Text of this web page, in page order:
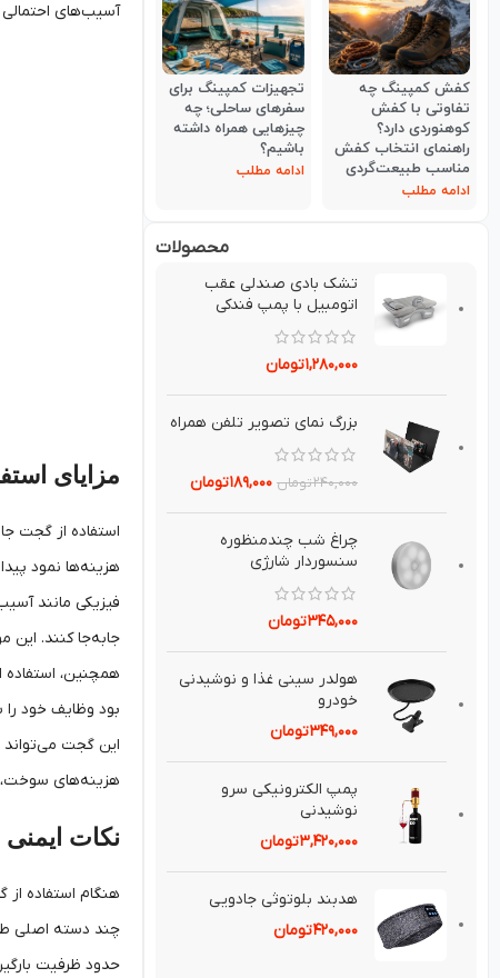
کفش کمپینگ چه
تفاوتی با کفش
کوهنوردی دارد؟
راهنمای انتخاب کفش
مناسب طبیعت‌گردی
ادامه مطلب
تجهیزات کمپینگ برای
سفرهای ساحلی؛ چه
چیزهایی همراه داشته
باشیم؟
ادامه مطلب
محصولات
تشك بادي صندلي عقب
اتومبيل با پمپ فندکی
۱,۲۸۰,۰۰۰تومان
بزرگ نماي تصوير تلفن همراه
۲۴۰,۰۰۰تومان ۱۸۹,۰۰۰تومان
چراغ شب چندمنظوره
سنسوردار شارژي
۳۴۵,۰۰۰تومان
هولدر سيني غذا و نوشيدني
خودرو
۳۴۹,۰۰۰تومان
پمپ الكترونيكی سرو
نوشيدنی
۳,۴۲۰,۰۰۰تومان
هدبند بلوتوثی جادويی
۴۲۰,۰۰۰تومان
آسیب‌های
مزایای
استفاده از گجت
هزینه‌ها نمود
فیزیکی مانند
جابه‌جا کنند. این
همچنین، استفاده
بود وظایف خود را
این گجت می‌تواند
هزینه‌های سوخت،
نکات
هنگام استفاده
چند دسته اصلی
حدود ظرفیت